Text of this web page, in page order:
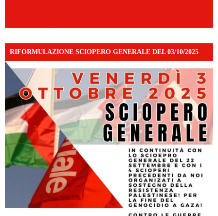
RIFORMULAZIONE SCIOPERO GENERALE DEL 03/10/2025